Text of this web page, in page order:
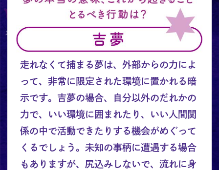
走れなくて捕まる夢は、外部からの力によ
って、非常に限定された環境に置かれる暗
示です。吉夢の場合、自分以外のだれかの
力で、いい環境に囲まれたり、いい人間関
係の中で活動できたりする機会がめぐって
くるでしょう。未知の事柄に遭遇する場合
もありますが、尻込みしないで、流れに身